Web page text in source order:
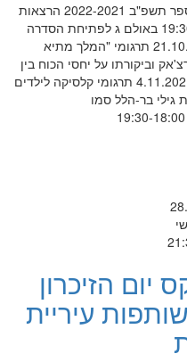
החוג לספרות עברית וכללית מועדון הספר תשפ"ב 2022-2021 הרצאות
פתוחות לקהל הרחב בשעות 19:30-18:00 באולם ג לפתיחת הסדרה
בקובץ PDF >> סמסטר א 21.10.2021 תרגומי "המלך מתיא
וביקורתו על יחסי הכוח בין
ילדים למבוגרים ד"ר עינת אשל-ברעם 4.11.2021 תרגומי קלסיקה לילדים
גילי בר-הלל סמו
הזיכרון
עיריית